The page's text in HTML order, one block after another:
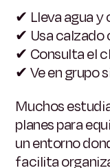
✔ Lleva agua
✔ Usa
✔ Consulta el
✔ Ve en grupo
Muchos
planes para
un entorno
facilita